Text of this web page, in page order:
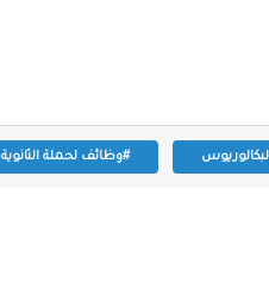
#وظائف لحملة الثانوية